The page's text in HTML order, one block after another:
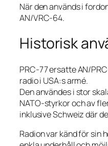
När den används i
AN/VRC-64.
Historisk
PRC-77 ersatte AN/
radio i USA:s armé.
Den användes i stor
NATO-styrkor och av
inklusive Schweiz där
Radion var känd för sin